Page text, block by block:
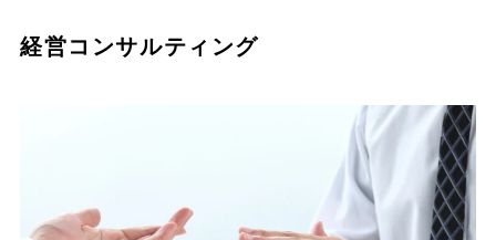
経営コンサルティング